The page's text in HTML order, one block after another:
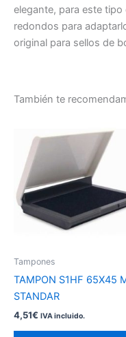
elegante, para este
redondos para
original para sellos de
También te
Tampones
TAMPON S1HF 65X45
STANDAR
4,51€ IVA incluido.